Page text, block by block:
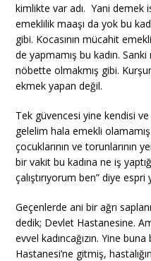
kimlikte var adı. Yani demek
emeklilik maaşı da yok bu
gibi. Kocasının mücahit
de yapmamış bu kadın.
nöbette olmakmış gibi.
ekmek yapan değil.
Tek güvencesi yine kendisi
gelelim hala emekli
çocuklarının ve torunlarının
bir vakit bu kadına ne iş
çalıştırıyorum ben” diye espri
Geçenlerde ani bir ağrı
dedik; Devlet Hastanesine.
evvel kadıncağızın. Yine
Hastanesi’ne gitmiş,